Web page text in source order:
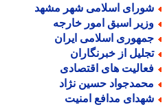
اسلامی شهر مشهد
اسبق امور خارجه
اسلامی ایران
از خبرنگاران
های اقتصادی
حسین نژاد
مدافع امنیت